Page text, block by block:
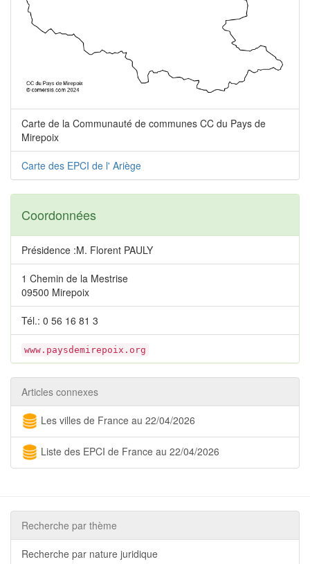
Carte de la Communauté de communes CC du Pays de
Mirepoix
Carte des EPCI de l' Ariège
Coordonnées
Présidence :M. Florent PAULY
1 Chemin de la Mestrise
09500 Mirepoix
Tél.: 0 56 16 81 3
www.paysdemirepoix.org
Articles connexes
Les villes de France au 22/04/2026
Liste des EPCI de France au 22/04/2026
Recherche par thème
Recherche par nature juridique